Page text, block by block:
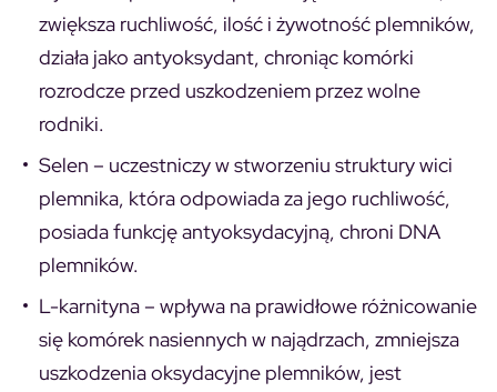
zwiększa ruchliwość, ilość i żywotność plemników,
działa jako antyoksydant, chroniąc komórki
rozrodcze przed uszkodzeniem przez wolne
rodniki.
Selen – uczestniczy w stworzeniu struktury wici
plemnika, która odpowiada za jego ruchliwość,
posiada funkcję antyoksydacyjną, chroni DNA
plemników.
L-karnityna – wpływa na prawidłowe różnicowanie
się komórek nasiennych w najądrzach, zmniejsza
uszkodzenia oksydacyjne plemników, jest